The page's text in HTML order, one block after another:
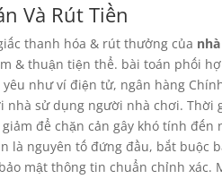
Và Rút Tiền
thanh hóa & rút thưởng của
& thuận tiện thể. bài toán phối
như ví điện tử, ngân hàng
nhà sử dụng người nhà chơi. Thời
để chặn cản gây khó tính
là nguyên tố đứng đầu, bắt buộc
mật thông tin chuẩn chỉnh xác.